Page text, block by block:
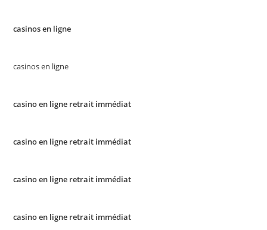
casinos en ligne
casinos en ligne
casino en ligne retrait immédiat
casino en ligne retrait immédiat
casino en ligne retrait immédiat
casino en ligne retrait immédiat